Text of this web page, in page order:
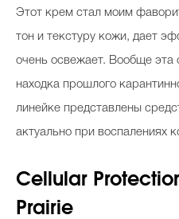
Этот крем стал моим
тон и текстуру кожи, дает
очень освежает. Вообще эта
находка прошлого
линейке представлены
актуально при воспалениях
Cellular
Prairie